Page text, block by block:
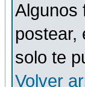
Algunos
postear,
solo te
Volver